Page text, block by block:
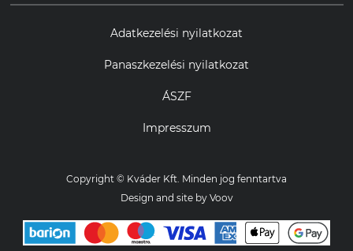
Adatkezelési nyilatkozat
Panaszkezelési nyilatkozat
ÁSZF
Impresszum
Copyright © Kváder Kft. Minden jog fenntartva
Design and site by Voov